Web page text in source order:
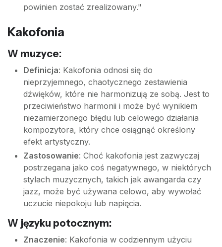
powinien zostać zrealizowany."
Kakofonia
W muzyce:
Definicja: Kakofonia odnosi się do
nieprzyjemnego, chaotycznego zestawienia
dźwięków, które nie harmonizują ze sobą. Jest to
przeciwieństwo harmonii i może być wynikiem
niezamierzonego błędu lub celowego działania
kompozytora, który chce osiągnąć określony
efekt artystyczny.
Zastosowanie: Choć kakofonia jest zazwyczaj
postrzegana jako coś negatywnego, w niektórych
stylach muzycznych, takich jak awangarda czy
jazz, może być używana celowo, aby wywołać
uczucie niepokoju lub napięcia.
W języku potocznym:
Znaczenie: Kakofonia w codziennym użyciu